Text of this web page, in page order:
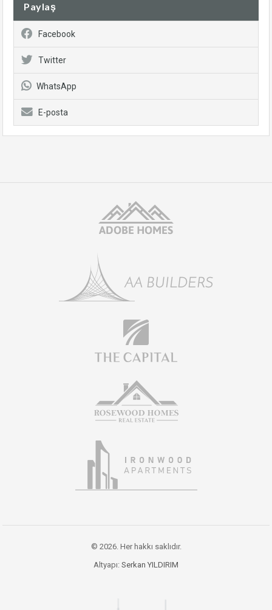
Paylaş
Facebook
Twitter
WhatsApp
E-posta
© 2026. Her hakkı saklıdır.
Altyapı: Serkan YILDIRIM